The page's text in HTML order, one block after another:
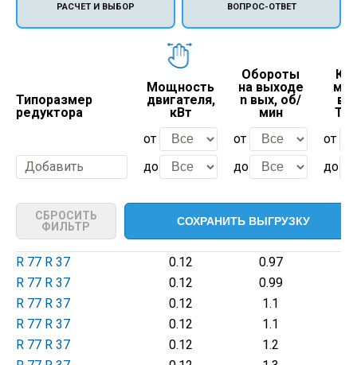
РАСЧЕТ И ВЫБОР ВОПРОС-ОТВЕТ
Типоразмер
редуктора
Мощность
двигателя,
кВт
Обороты
на выходе
n вых, об/
мин
Добавить
от
до
от
до
от
до
СБРОСИТЬ
ФИЛЬТР
R 77 R 37 0.12 0.97
R 77 R 37
0.12 0.99
R 77 R 37
0.12 1.1
R 77 R 37
0.12 1.1
R 77 R 37
0.12 1.2